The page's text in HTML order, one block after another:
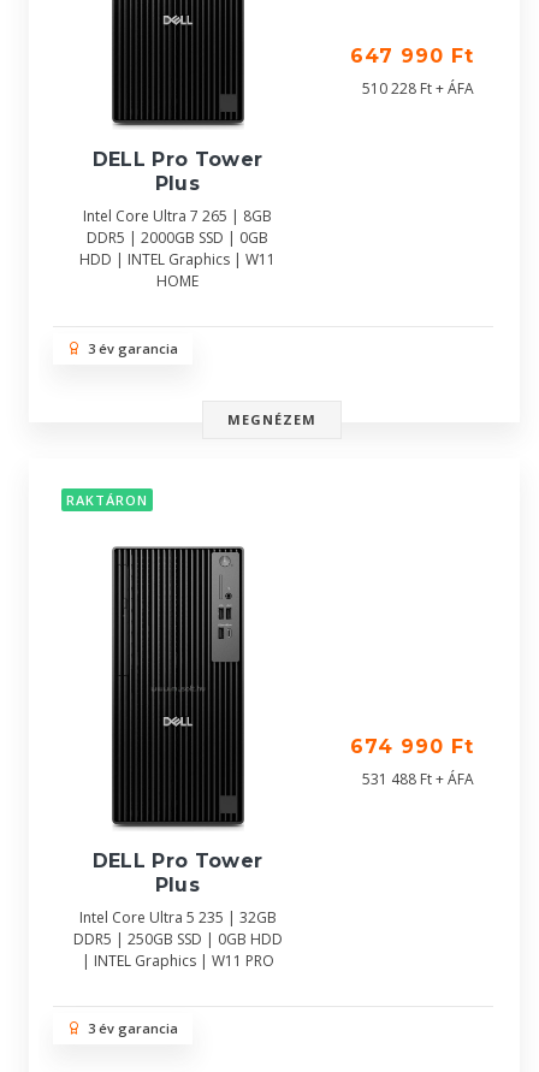
DELL Pro Tower
Plus
Intel Core Ultra 7 265 | 8GB
DDR5 | 2000GB SSD | 0GB
HDD | INTEL Graphics | W11
HOME
647 990 Ft
510 228 Ft + ÁFA
3 év garancia
MEGNÉZEM
RAKTÁRON
DELL Pro Tower
Plus
Intel Core Ultra 5 235 | 32GB
DDR5 | 250GB SSD | 0GB HDD
| INTEL Graphics | W11 PRO
674 990 Ft
531 488 Ft + ÁFA
3 év garancia